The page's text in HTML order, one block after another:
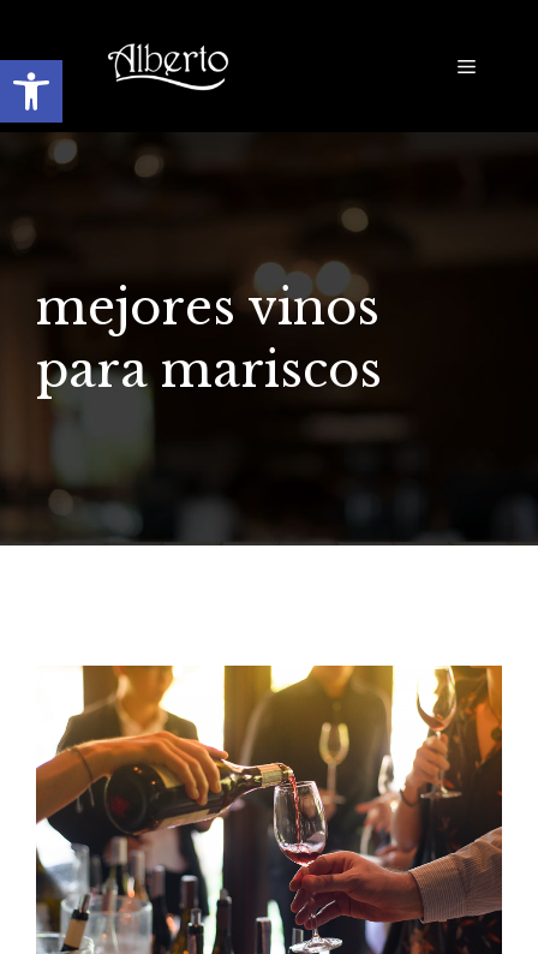
Abrir barra de herramientas
contenido
Menú
mejores vinos
para mariscos